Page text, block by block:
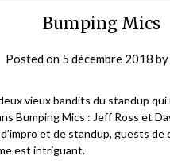
Bumping Mics
Posted on 5 décembre 2018 by
vieux bandits du standup
Bumping Mics : Jeff Ross et
et de standup, guests de
est intriguant.